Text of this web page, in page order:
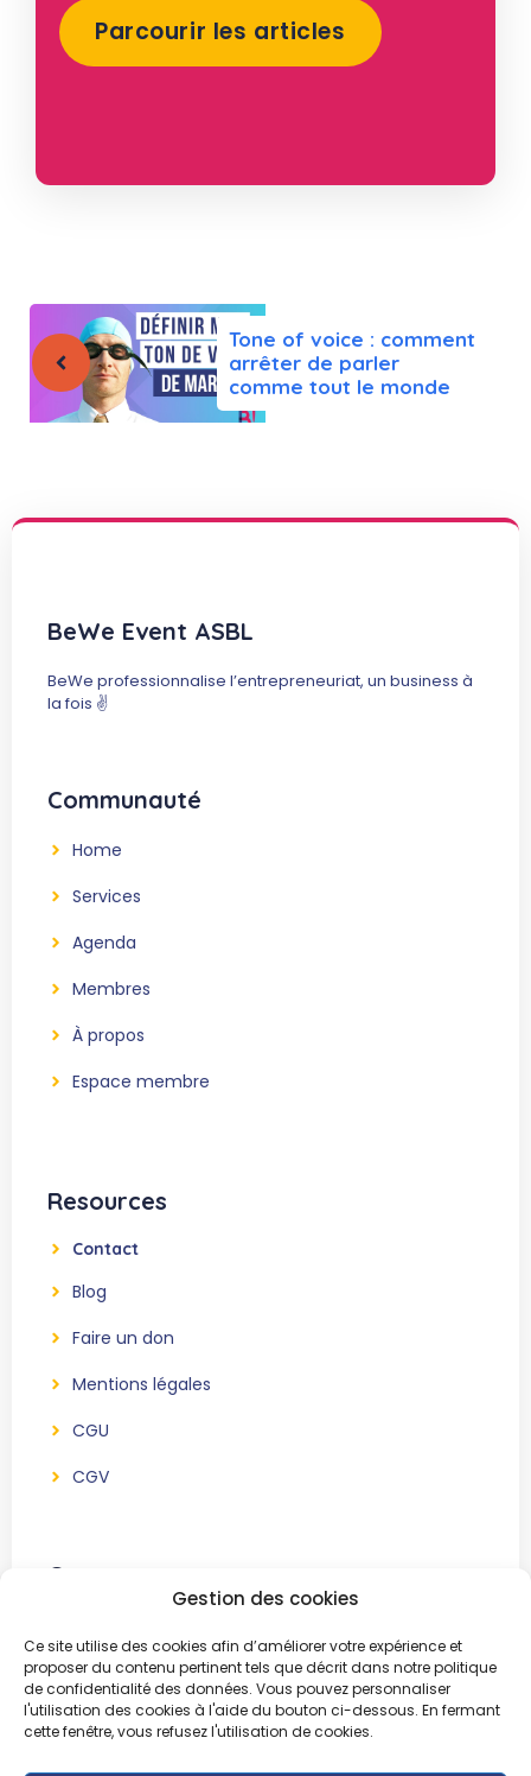
Gestion des cookies
Ce site utilise des cookies afin d’améliorer votre expérience et
proposer du contenu pertinent tels que décrit dans notre politique
de confidentialité des données. Vous pouvez personnaliser
l'utilisation des cookies à l'aide du bouton ci-dessous. En fermant
cette fenêtre, vous refusez l'utilisation de cookies.
Parcourir les articles
Tone of voice : comment
arrêter de parler
comme tout le monde
BeWe Event ASBL
BeWe professionnalise l’entrepreneuriat, un business à
la fois ✌️
Communauté
Home
Services
Agenda
Membres
À propos
Espace membre
Resources
Contact
Blog
Faire un don
Mentions légales
CGU
CGV
Contact
Association sans but lucratif
51, Chemin Bertinchamps
1421 Ophain